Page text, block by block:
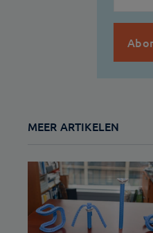
MEER ARTIKELEN